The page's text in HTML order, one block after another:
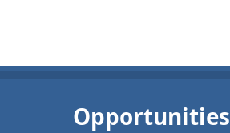
Opportunities